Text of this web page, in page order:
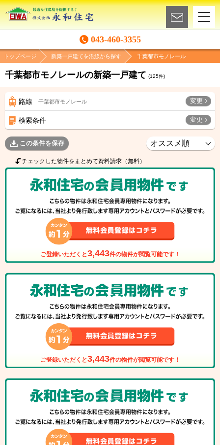
043-460-3355
トップページ 新築一戸建てを沿線から探す 千葉都市モノレール
千葉都市モノレールの新築一戸建て (125件)
路線 千葉都市モノレール 変更
検索条件 変更
この条件を保存
チェックした物件をまとめて資料請求（無料）
ご登録いただくと3,443件の物件が閲覧可能です！
ご登録いただくと3,443件の物件が閲覧可能です！